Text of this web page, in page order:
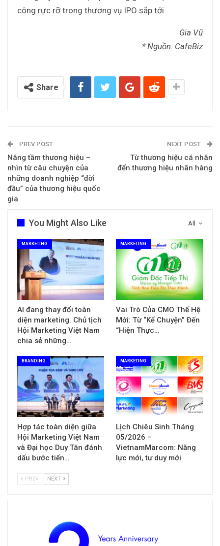
công rực rỡ trong thương vụ IPO sắp tới.
Gia Vũ
* Nguồn: CafeBiz
Share
PREV POST
Nâng tầm thương hiệu –
nhìn từ câu chuyện của
những doanh nghiệp “đời
đầu” của thương hiệu quốc
gia
NEXT POST
Từ thương hiệu cá nhân
đến thương hiệu nhãn hàng
All
You Might Also Like
MARKETING
AI đang thay đổi toàn
diện marketing. Chủ tịch
Hội Marketing Việt Nam
chia sẻ những…
MARKETING
Vai Trò Của CMO Thế Hệ
Mới: Từ “Kể Chuyện” Đến
“Hiện Thực…
BRANDING
Hợp tác toàn diện giữa
Hội Marketing Việt Nam
và Đại học Duy Tân đánh
dấu bước tiến…
MARKETING
Lịch Chiêu Sinh Tháng
05/2026 –
VietnamMarcom: Năng
lực mới, tư duy mới
PREV NEXT